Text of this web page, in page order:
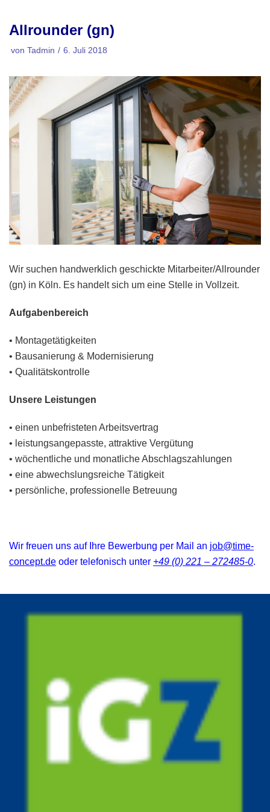
Inhalt
springen
Allrounder (gn)
von Tadmin 6. Juli 2018
Wir suchen handwerklich geschickte Mitarbeiter/Allrounder
(gn) in Köln. Es handelt sich um eine Stelle in Vollzeit.
Aufgabenbereich
• Montagetätigkeiten
• Bausanierung & Modernisierung
• Qualitätskontrolle
Unsere Leistungen
• einen unbefristeten Arbeitsvertrag
• leistungsangepasste, attraktive Vergütung
• wöchentliche und monatliche Abschlagszahlungen
• eine abwechslungsreiche Tätigkeit
• persönliche, professionelle Betreuung
Wir freuen uns auf Ihre Bewerbung per Mail an job@time-
concept.de oder telefonisch unter +49 (0) 221 – 272485-0.